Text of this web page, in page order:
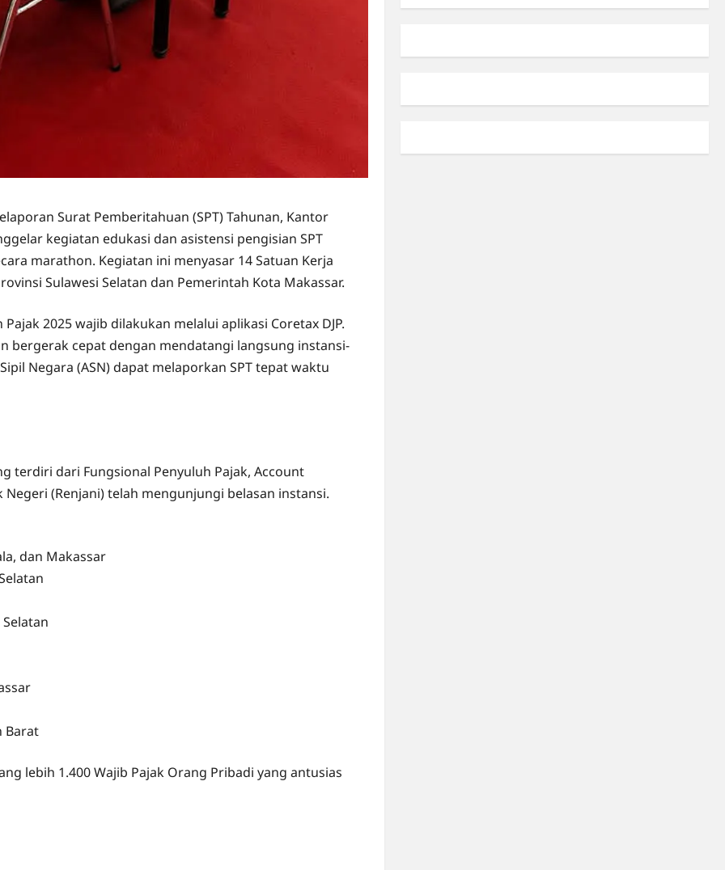
Surat Pemberitahuan (SPT) Tahunan, Kantor
kegiatan edukasi dan asistensi pengisian SPT
marathon. Kegiatan ini menyasar 14 Satuan Kerja
Sulawesi Selatan dan Pemerintah Kota Makassar.
2025 wajib dilakukan melalui aplikasi Coretax DJP.
bergerak cepat dengan mendatangi langsung instansi-
Negara (ASN) dapat melaporkan SPT tepat waktu
terdiri dari Fungsional Penyuluh Pajak, Account
(Renjani) telah mengunjungi belasan instansi.
dan Makassar
Barat
lebih 1.400 Wajib Pajak Orang Pribadi yang antusias